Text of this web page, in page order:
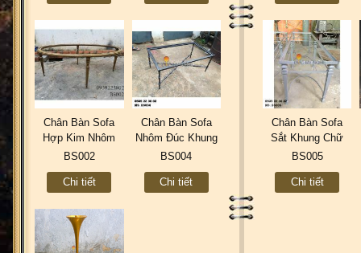
Chân Bàn Sofa
Hợp Kim Nhôm
Đúc Oval Gắn Mặt
BS002
Chi tiết
Chân Bàn Sofa
Nhôm Đúc Khung
Chữ Nhật Gắn Mặt
BS004
Chi tiết
Chân Bàn Sofa
Sắt Khung Chữ
Nhật Chân Gang
BS005
Chi tiết